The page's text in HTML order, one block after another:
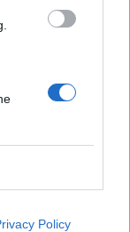
Policy
örökölt árnyak